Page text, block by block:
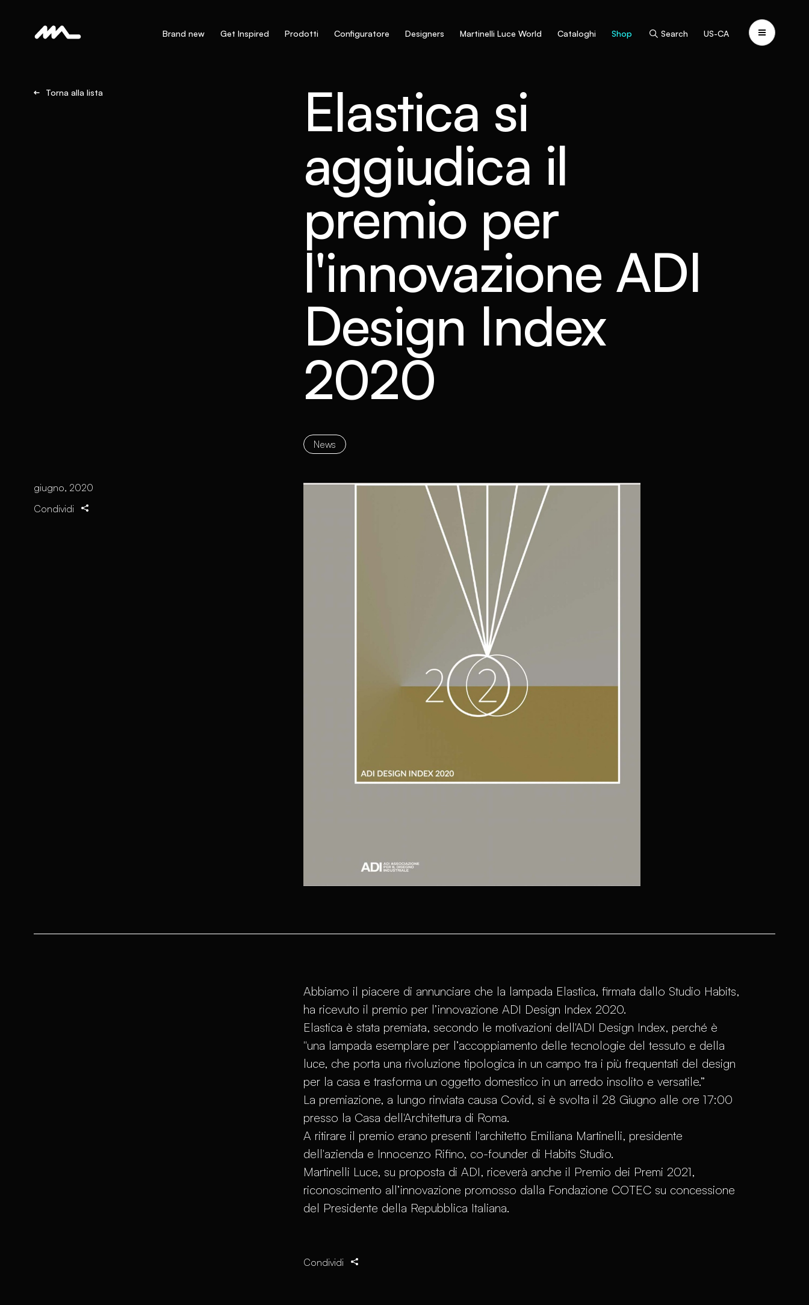
Brand new Get Inspired Prodotti Configuratore Designers Martinelli Luce World Cataloghi Shop Search US-CA
Torna alla lista Elastica si
aggiudica il
premio per
l'innovazione ADI
Design Index
2020
News
giugno, 2020
Condividi
Abbiamo il piacere di annunciare che la lampada Elastica, firmata dallo Studio Habits,
ha ricevuto il premio per l’innovazione ADI Design Index 2020.
Elastica è stata premiata, secondo le motivazioni dell'ADI Design Index, perché è
"una lampada esemplare per l’accoppiamento delle tecnologie del tessuto e della
luce, che porta una rivoluzione tipologica in un campo tra i più frequentati del design
per la casa e trasforma un oggetto domestico in un arredo insolito e versatile.”
La premiazione, a lungo rinviata causa Covid, si è svolta il 28 Giugno alle ore 17:00
presso la Casa dell'Architettura di Roma.
A ritirare il premio erano presenti l'architetto Emiliana Martinelli, presidente
dell'azienda e Innocenzo Rifino, co-founder di Habits Studio.
Martinelli Luce, su proposta di ADI, riceverà anche il Premio dei Premi 2021,
riconoscimento all’innovazione promosso dalla Fondazione COTEC su concessione
del Presidente della Repubblica Italiana.
Condividi